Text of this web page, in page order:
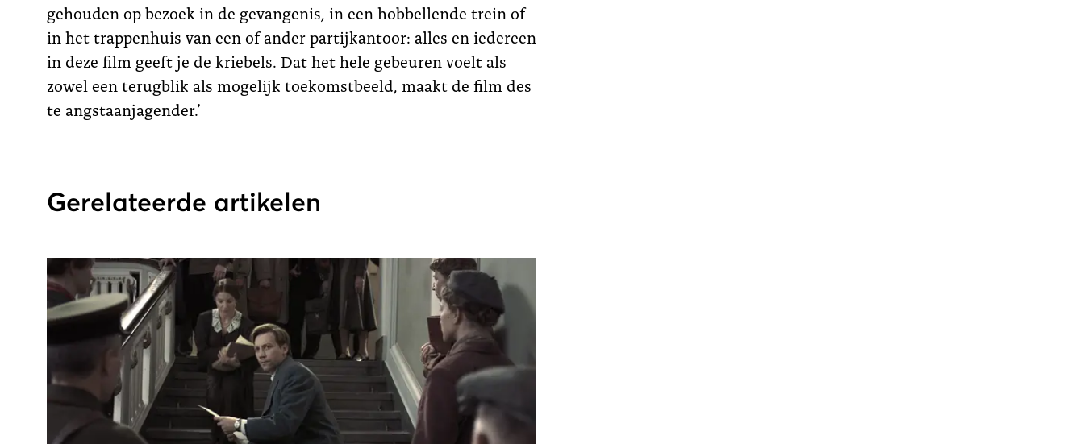
gehouden op bezoek in de gevangenis, in een hobbellende trein of
in het trappenhuis van een of ander partijkantoor: alles en iedereen
in deze film geeft je de kriebels. Dat het hele gebeuren voelt als
zowel een terugblik als mogelijk toekomstbeeld, maakt de film des
te angstaanjagender.’
Gerelateerde artikelen